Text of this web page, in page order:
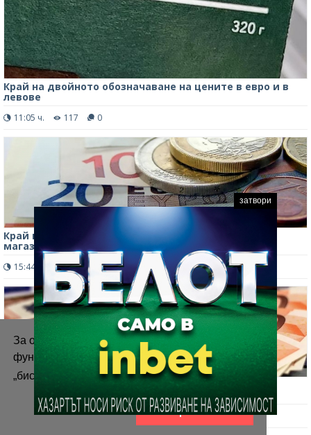
За осигуряване на правилното
функциониране на уебсайта ние използваме
„бисквитки“.
Повече информация
Приемам
Край на двойното обозначаване на цените в евро и в
левове
11:05 ч. 117 0
Край на двойните етикети: От 8 август цените в
магазините стават само в евро
15:44 ч. 245 0
Еврото силно поевтинява спрямо йената след
съвместната интервенция на САЩ и Япония
11:36 ч. 335 0
затвори